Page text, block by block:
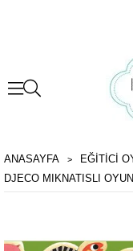
ANASAYFA EĞİTİCİ
DJECO MIKNATISLI